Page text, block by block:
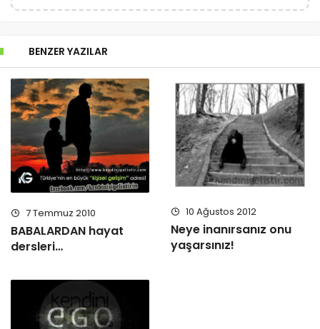
BENZER YAZILAR
7 Temmuz 2010
BABALARDAN hayat
dersleri…
10 Ağustos 2012
Neye inanırsanız onu
yaşarsınız!